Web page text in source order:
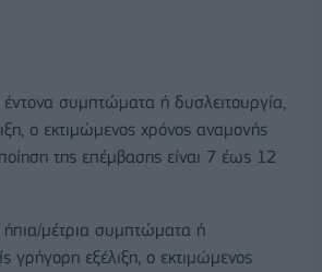
έντονα συμπτώματα ή δυσλειτουργία,
ο εκτιμώμενος χρόνος αναμονής
της επέμβασης είναι 7 έως 12
ήπια/μέτρια συμπτώματα ή
γρήγορη εξέλιξη, ο εκτιμώμενος